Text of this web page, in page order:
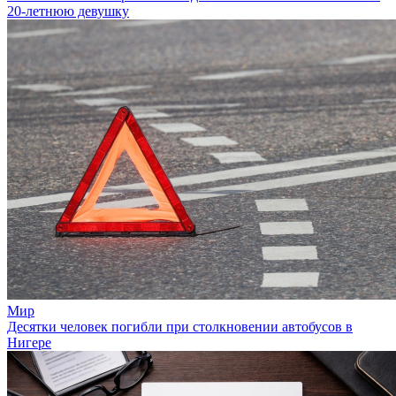
20-летнюю девушку
Мир
Десятки человек погибли при столкновении автобусов в
Нигере